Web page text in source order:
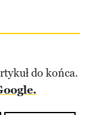
do końca.